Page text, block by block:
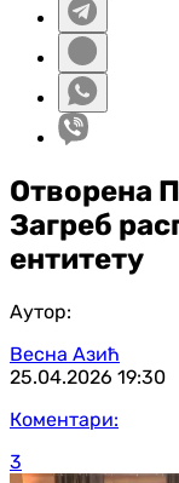
Отворена
Загреб
ентитету
Аутор:
Весна Азић
25.04.2026 19:30
Коментари:
3